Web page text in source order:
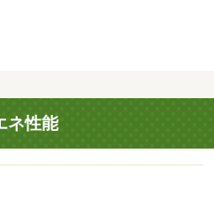
１年１０ ０００円 家賃引
かります／退去時：エアコン
払う／バストイレ別／バルコ
グ／ＴＶインターホン／オー
ーズボックス／追焚機能浴室
／宅配ボックス／対面式キッ
キングヒーター／ウォークイ
ネ性能